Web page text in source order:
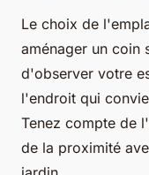
Le choix de
aménager un coin
d'observer votre
l'endroit qui
Tenez compte de
de la proximité